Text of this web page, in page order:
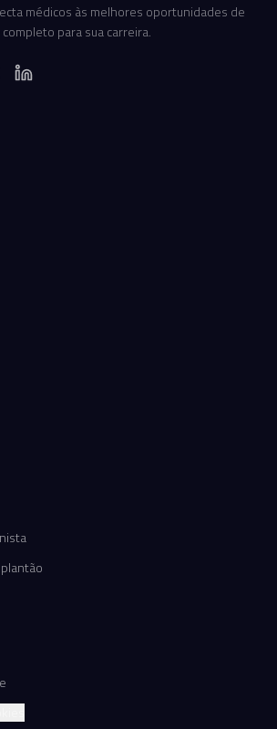
médicos às melhores oportunidades de
para sua carreira.